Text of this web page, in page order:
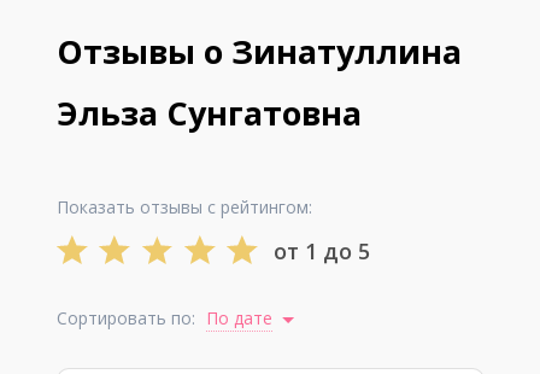
Отзывы о Зинатуллина
Эльза Сунгатовна
Показать отзывы с рейтингом:
от 1 до 5
Сортировать по: По дате